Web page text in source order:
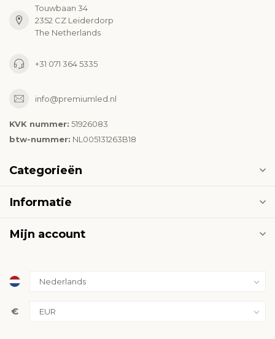
Touwbaan 34
2352 CZ Leiderdorp
The Netherlands
+31 071 364 5335
info@premiumled.nl
KVK nummer: 51926083
btw-nummer: NL005131263B18
Categorieën
Informatie
Mijn account
€